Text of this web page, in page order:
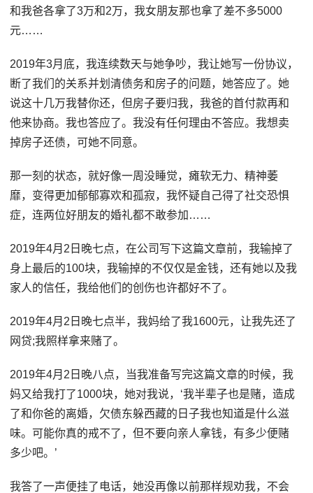
和我爸各拿了3万和2万，我女朋友那也拿了差不多5000
元……
2019年3月底，我连续数天与她争吵，我让她写一份协议，
断了我们的关系并划清债务和房子的问题，她答应了。她
说这十几万我替你还，但房子要归我，我爸的首付款再和
他来协商。我也答应了。我没有任何理由不答应。我想卖
掉房子还债，可她不同意。
那一刻的状态，就好像一周没睡觉，瘫软无力、精神萎
靡，变得更加郁郁寡欢和孤寂，我怀疑自己得了社交恐惧
症，连两位好朋友的婚礼都不敢参加……
2019年4月2日晚七点，在公司写下这篇文章前，我输掉了
身上最后的100块，我输掉的不仅仅是金钱，还有她以及我
家人的信任，我给他们的创伤也许都好不了。
2019年4月2日晚七点半，我妈给了我1600元，让我先还了
网贷;我照样拿来赌了。
2019年4月2日晚八点，当我准备写完这篇文章的时候，我
妈又给我打了1000块，她对我说，‘我半辈子也是赌，造成
了和你爸的离婚，欠债东躲西藏的日子我也知道是什么滋
味。可能你真的戒不了，但不要向亲人拿钱，有多少便赌
多少吧。’
我答了一声便挂了电话，她没再像以前那样规劝我，不会